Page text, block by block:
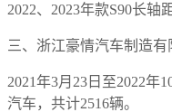
2022、2023年款S90长轴
三、浙江豪情汽车制造有
2021年3月23日至2022年
汽车，共计2516辆。